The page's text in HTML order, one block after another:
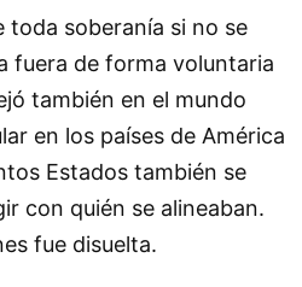
soberanía si no se
fuera de forma voluntaria
también en el mundo
en los países de América
Estados también se
con quién se alineaban.
fue disuelta.